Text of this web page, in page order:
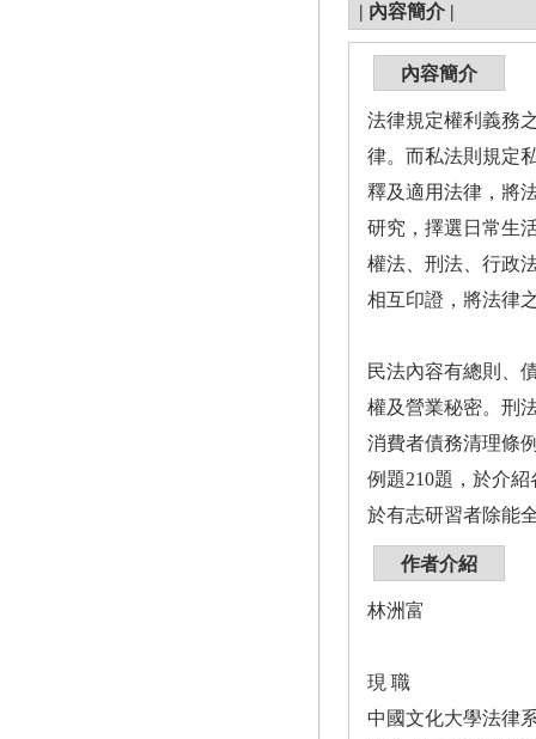
| 內容簡介 |
內容簡介
法律規定權利義務
律。而私法則規定
釋及適用法律，將
研究，擇選日常生
權法、刑法、行政
相互印證，將法律
民法內容有總則、
權及營業秘密。刑
消費者債務清理條
例題210題，於介
於有志研習者除能
作者介紹
林洲富
現 職
中國文化大學法律